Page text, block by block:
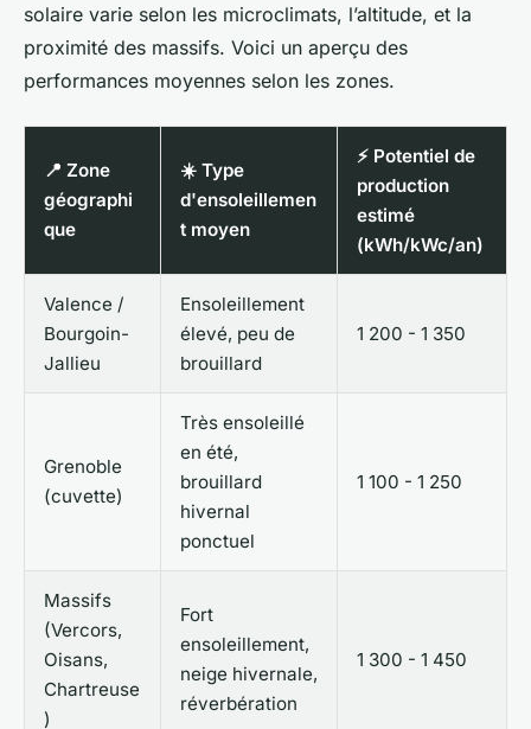
solaire varie selon les microclimats, l’altitude, et la
proximité des massifs. Voici un aperçu des
performances moyennes selon les zones.
📍 Zone
géographi
que
☀️ Type
d'ensoleillemen
t moyen
⚡ Potentiel de
production
estimé
(kWh/kWc/an)
Valence /
Bourgoin-
Jallieu
Ensoleillement
élevé, peu de
brouillard
1 200 - 1 350
Grenoble
(cuvette)
Très ensoleillé
en été,
brouillard
hivernal
ponctuel
1 100 - 1 250
Massifs
(Vercors,
Oisans,
Chartreuse
)
Fort
ensoleillement,
neige hivernale,
réverbération
1 300 - 1 450